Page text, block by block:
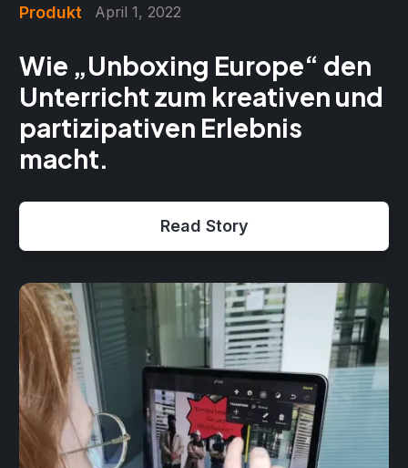
Produkt April 1, 2022
Wie „Unboxing Europe“ den
Unterricht zum kreativen und
partizipativen Erlebnis
macht.
Read Story